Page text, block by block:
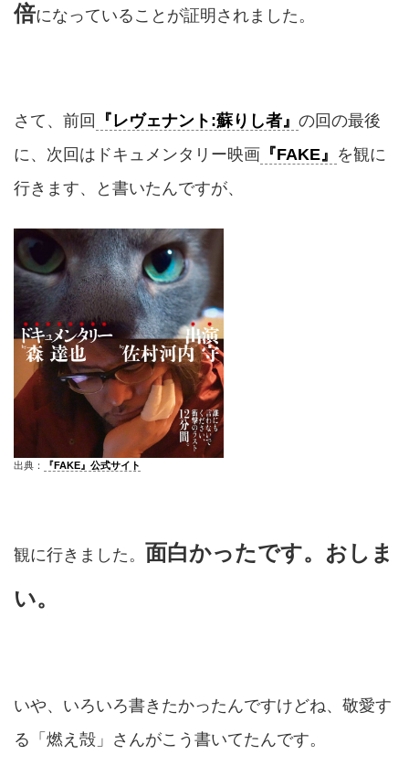
倍になっていることが証明されました。
さて、前回 『レヴェナント:蘇りし者』 の回の最後
に、次回はドキュメンタリー映画 『FAKE』 を観に
行きます、と書いたんですが、
出典： 『FAKE』公式サイト
観に行きました。 面白かったです。おしま
い。
いや、いろいろ書きたかったんですけどね、敬愛す
る「燃え殻」さんがこう書いてたんです。